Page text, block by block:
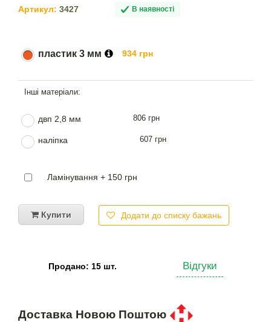
Артикул: 3427 В наявності
пластик 3 мм 934 грн
двп 2,8 мм 806 грн
наліпка 607 грн
Ламінування + 150 грн
Купити Додати до списку бажань
Продано: 15 шт. Відгуки
Доставка Новою Поштою